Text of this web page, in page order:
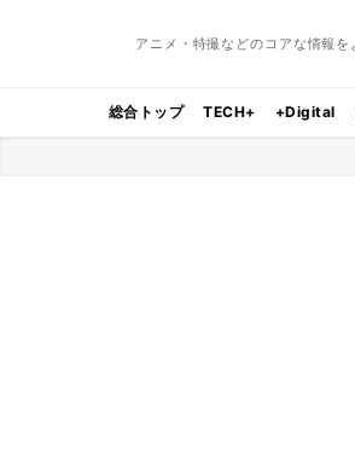
アニメ・特撮などのコアな情報を
総合トップ TECH+ +Digital